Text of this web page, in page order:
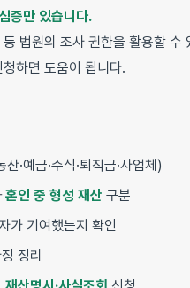
증만 있습니다.
법원의 조사 권한을 활용할
하면 도움이 됩니다.
·예금·주식·퇴직금·사업체)
혼인 중 형성 재산 구분
가 기여했는지 확인
정리